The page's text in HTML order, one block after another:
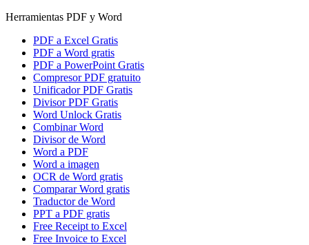
Herramientas PDF y Word
PDF a Excel Gratis
PDF a Word gratis
PDF a PowerPoint Gratis
Compresor PDF gratuito
Unificador PDF Gratis
Divisor PDF Gratis
Word Unlock Gratis
Combinar Word
Divisor de Word
Word a PDF
Word a imagen
OCR de Word gratis
Comparar Word gratis
Traductor de Word
PPT a PDF gratis
Free Receipt to Excel
Free Invoice to Excel